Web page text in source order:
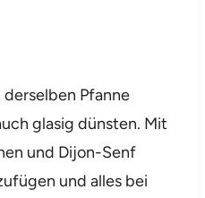
derselben Pfanne
glasig dünsten. Mit
und Dijon-Senf
und alles bei